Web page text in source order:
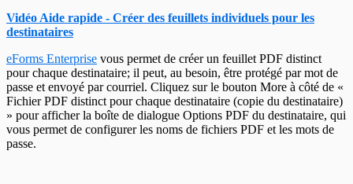
Vidéo Aide rapide - Créer des feuillets individuels pour les
destinataires
eForms Enterprise vous permet de créer un feuillet PDF distinct
pour chaque destinataire; il peut, au besoin, être protégé par mot de
passe et envoyé par courriel. Cliquez sur le bouton More à côté de «
Fichier PDF distinct pour chaque destinataire (copie du destinataire)
» pour afficher la boîte de dialogue Options PDF du destinataire, qui
vous permet de configurer les noms de fichiers PDF et les mots de
passe.